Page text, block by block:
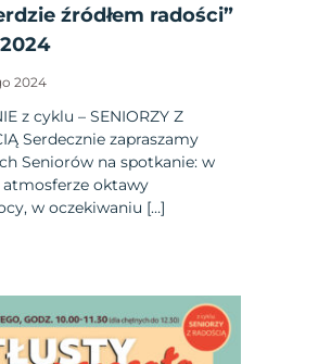
źródłem radości”
2024
z cyklu – SENIORZY Z
Serdecznie zapraszamy
Seniorów na spotkanie: w
atmosferze oktawy
w oczekiwaniu […]